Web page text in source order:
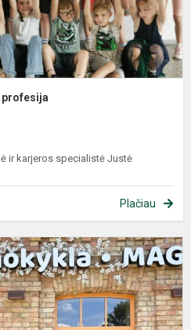
profesija
ir karjeros specialistė Justė
Plačiau